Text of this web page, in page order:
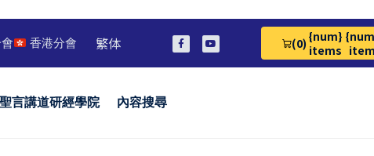
香港分會 繁体 (0)
View Cart 0
{num}
items
聖言講道研經學院 內容搜尋